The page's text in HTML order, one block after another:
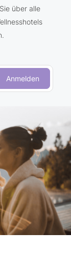
über alle
Anmelden